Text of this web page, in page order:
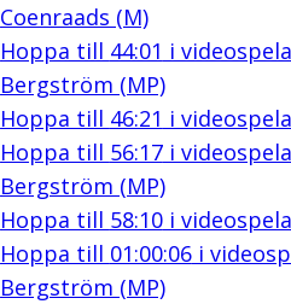
Coenraads (M)
Hoppa till 44:01 i
Bergström (MP)
Hoppa till 46:21 i
Hoppa till 56:17i
Bergström (MP)
Hoppa till 58:10i
Hoppa till 01:00:06i
Bergström (MP)